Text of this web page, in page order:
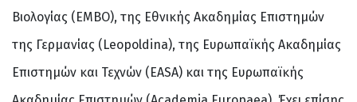
Βιολογίας (EMBO), της Εθνικής Ακαδημίας Επιστημών
της Γερμανίας (Leopoldina), της Ευρωπαϊκής Ακαδημίας
Επιστημών και Τεχνών (EASA) και της Ευρωπαϊκής